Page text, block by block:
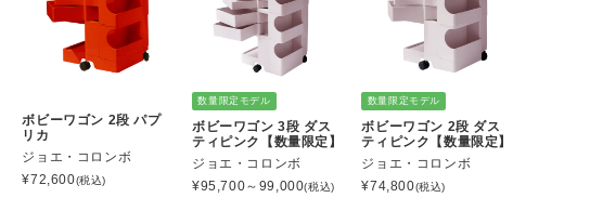
ボビーワゴン 2段 パプ
リカ
ジョエ・コロンボ
¥72,600(税込)
数量限定モデル
ボビーワゴン 3段 ダス
ティピンク【数量限定】
ジョエ・コロンボ
¥95,700～99,000(税込)
数量限定モデル
ボビーワゴン 2段 ダス
ティピンク【数量限定】
ジョエ・コロンボ
¥74,800(税込)